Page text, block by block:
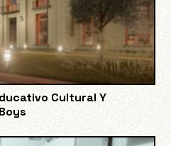
Cultural Y